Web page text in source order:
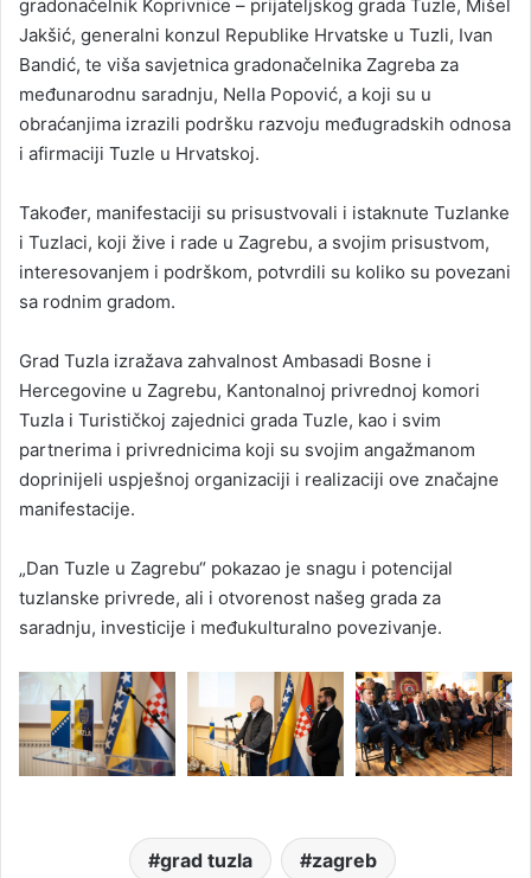
gradonačelnik Koprivnice – prijateljskog grada Tuzle, Mišel
Jakšić, generalni konzul Republike Hrvatske u Tuzli, Ivan
Bandić, te viša savjetnica gradonačelnika Zagreba za
međunarodnu saradnju, Nella Popović, a koji su u
obraćanjima izrazili podršku razvoju međugradskih odnosa
i afirmaciji Tuzle u Hrvatskoj.
Također, manifestaciji su prisustvovali i istaknute Tuzlanke
i Tuzlaci, koji žive i rade u Zagrebu, a svojim prisustvom,
interesovanjem i podrškom, potvrdili su koliko su povezani
sa rodnim gradom.
Grad Tuzla izražava zahvalnost Ambasadi Bosne i
Hercegovine u Zagrebu, Kantonalnoj privrednoj komori
Tuzla i Turističkoj zajednici grada Tuzle, kao i svim
partnerima i privrednicima koji su svojim angažmanom
doprinijeli uspješnoj organizaciji i realizaciji ove značajne
manifestacije.
„Dan Tuzle u Zagrebu“ pokazao je snagu i potencijal
tuzlanske privrede, ali i otvorenost našeg grada za
saradnju, investicije i međukulturalno povezivanje.
grad tuzla zagreb